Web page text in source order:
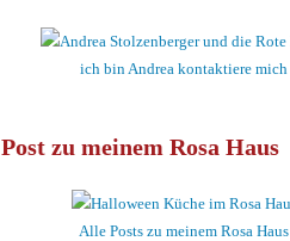
ich bin Andrea kontaktiere mich
Post zu meinem Rosa Haus
Alle Posts zu meinem Rosa Haus